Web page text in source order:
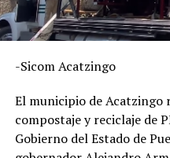
-Sicom Acatzingo
El municipio de Acatzingo
compostaje y reciclaje de
Gobierno del Estado de